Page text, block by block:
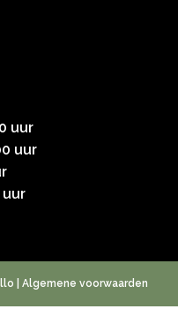
uur
uur
uur
| Algemene voorwaarden